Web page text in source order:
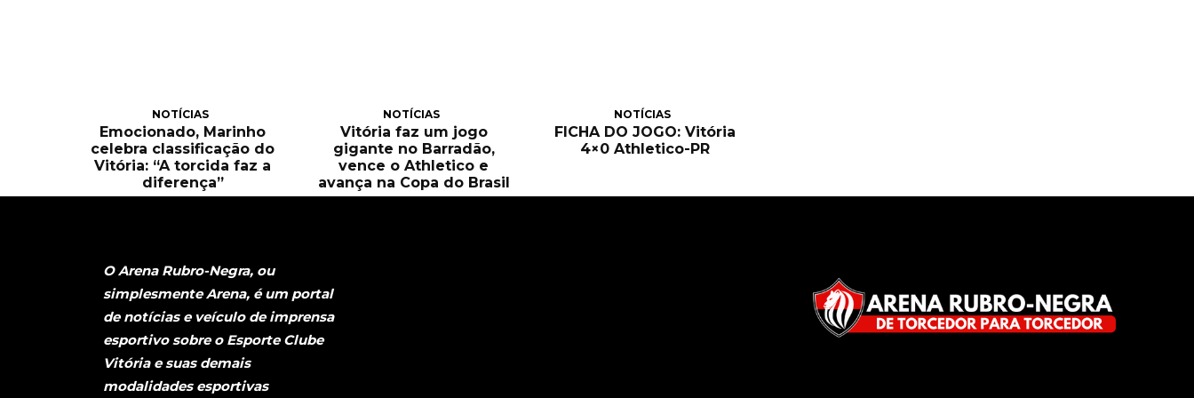
NOTÍCIAS
Emocionado, Marinho
celebra classificação do
Vitória: “A torcida faz a
diferença”
NOTÍCIAS
Vitória faz um jogo
gigante no Barradão,
vence o Athletico e
avança na Copa do Brasil
NOTÍCIAS
FICHA DO JOGO: Vitória
4×0 Athletico-PR
O Arena Rubro-Negra, ou
simplesmente Arena, é um portal
de notícias e veículo de imprensa
esportivo sobre o Esporte Clube
Vitória e suas demais
modalidades esportivas